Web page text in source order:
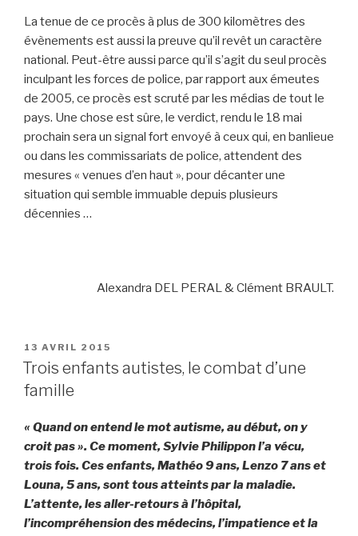
La tenue de ce procès à plus de 300 kilomètres des
évènements est aussi la preuve qu’il revêt un caractère
national. Peut-être aussi parce qu’il s’agit du seul procès
inculpant les forces de police, par rapport aux émeutes
de 2005, ce procès est scruté par les médias de tout le
pays. Une chose est sûre, le verdict, rendu le 18 mai
prochain sera un signal fort envoyé à ceux qui, en banlieue
ou dans les commissariats de police, attendent des
mesures « venues d’en haut », pour décanter une
situation qui semble immuable depuis plusieurs
décennies …
Alexandra DEL PERAL & Clément BRAULT.
PUBLIÉ
LE
13 AVRIL 2015
Trois enfants autistes, le combat d’une
famille
« Quand on entend le mot autisme, au début, on y
croit pas ». Ce moment, Sylvie Philippon l’a vécu,
trois fois. Ces enfants, Mathéo 9 ans, Lenzo 7 ans et
Louna, 5 ans, sont tous atteints par la maladie.
L’attente, les aller-retours à l’hôpital,
l’incompréhension des médecins, l’impatience et la